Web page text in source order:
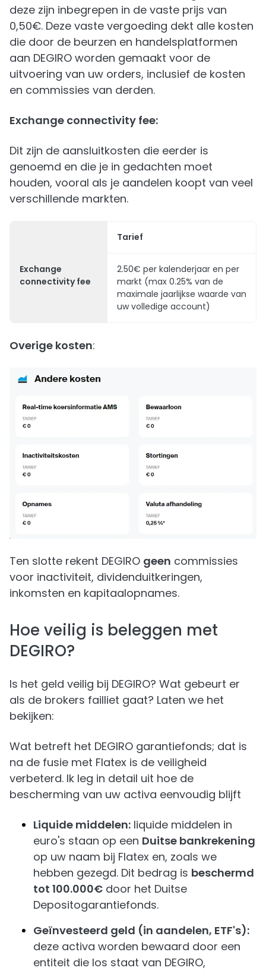
deze zijn inbegrepen in de vaste prijs van
0,50€. Deze vaste vergoeding dekt alle kosten
die door de beurzen en handelsplatformen
aan DEGIRO worden gemaakt voor de
uitvoering van uw orders, inclusief de kosten
en commissies van derden.
Exchange connectivity fee:
Dit zijn de aansluitkosten die eerder is
genoemd en die je in gedachten moet
houden, vooral als je aandelen koopt van veel
verschillende markten.
Tarief
Exchange
connectivity fee
2.50€ per kalenderjaar en per
markt (max 0.25% van de
maximale jaarlijkse waarde van
uw volledige account)
Overige kosten:
Ten slotte rekent DEGIRO geen commissies
voor inactiviteit, dividenduitkeringen,
inkomsten en kapitaalopnames.
Hoe veilig is beleggen met
DEGIRO?
Is het geld veilig bij DEGIRO? Wat gebeurt er
als de brokers failliet gaat? Laten we het
bekijken:
Wat betreft het DEGIRO garantiefonds; dat is
na de fusie met Flatex is de veiligheid
verbeterd. Ik leg in detail uit hoe de
bescherming van uw activa eenvoudig blijft
Liquide middelen: liquide middelen in
euro's staan op een Duitse bankrekening
op uw naam bij Flatex en, zoals we
hebben gezegd. Dit bedrag is beschermd
tot 100.000€ door het Duitse
Depositogarantiefonds.
Geïnvesteerd geld (in aandelen, ETF's):
deze activa worden bewaard door een
entiteit die los staat van DEGIRO,